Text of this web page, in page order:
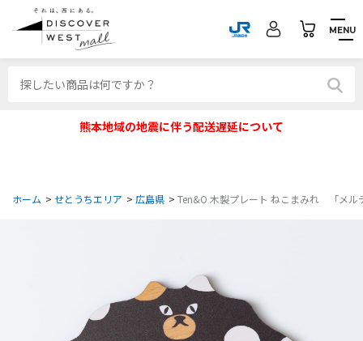
MENU
熊本地域の地震に伴う配送遅延について
ホーム > せとうちエリア > 広島県 > Ten&O 木製プレート ねこまみれ 「メル